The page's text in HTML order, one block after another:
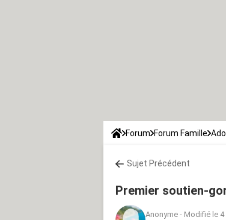
Forum Forum Famille Ado
Sujet Précédent
Premier soutien-
Anonyme - Modifié le 4